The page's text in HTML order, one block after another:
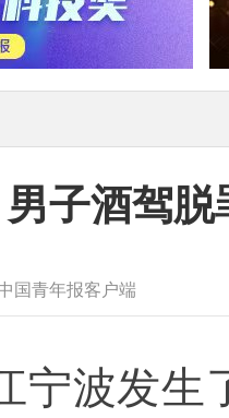
男子酒驾
国青年报客户端
宁波发生